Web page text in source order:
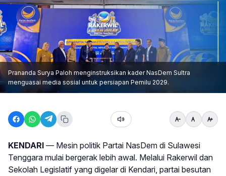
Prananda Surya Paloh menginstruksikan kader NasDem Sultra
menguasai media sosial untuk persiapan Pemilu 2029.
KENDARI — Mesin politik Partai NasDem di Sulawesi
Tenggara mulai bergerak lebih awal. Melalui Rakerwil dan
Sekolah Legislatif yang digelar di Kendari, partai besutan